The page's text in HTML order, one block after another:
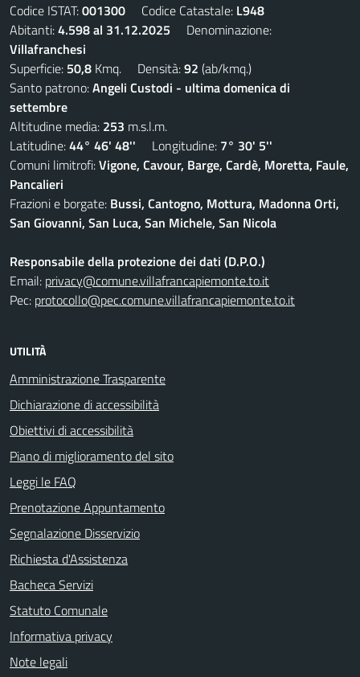
Codice ISTAT:001300 Codice Catastale: L948
Abitanti:4.598 al 31.12.2025 Denominazione:
Villafranchesi
Superficie: 50,8 Kmq. Densità:92 (ab/kmq.)
Santo patrono:Angeli Custodi - ultima domenica di
settembre
Altitudine media: 253 m.s.l.m.
Latitudine:44° 46' 48'' Longitudine: 7° 30' 5''
Comuni limitrofi:Vigone, Cavour, Barge, Cardè, Moretta, Faule,
Pancalieri
Frazioni e borgate: Bussi, Cantogno, Mottura, Madonna Orti,
San Giovanni, San Luca, San Michele, San Nicola
Responsabile della protezione dei dati (D.P.O.)
Email: privacy@comune.villafrancapiemonte.to.it
Pec: protocollo@pec.comune.villafrancapiemonte.to.it
UTILITÀ
Amministrazione Trasparente
Dichiarazione di accessibilità
Obiettivi di accessibilità
Piano di miglioramento del sito
Leggi le FAQ
Prenotazione Appuntamento
Segnalazione Disservizio
Richiesta d'Assistenza
Bacheca Servizi
Statuto Comunale
Informativa privacy
Note legali